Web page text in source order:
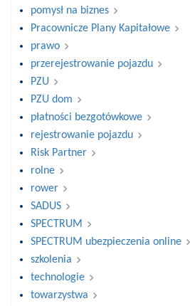
pomysł na biznes
Pracownicze Plany Kapitałowe
prawo
przerejestrowanie pojazdu
PZU
PZU dom
płatności bezgotówkowe
rejestrowanie pojazdu
Risk Partner
rolne
rower
SADUS
SPECTRUM
SPECTRUM ubezpieczenia online
szkolenia
technologie
towarzystwa